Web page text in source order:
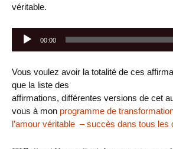
véritable.
Lecteur
audio
00:00
Vous voulez avoir la totalité de ces
que la liste des
affirmations, différentes versions de cet
vous à mon programme de
l’amour véritable – succès dans tous les